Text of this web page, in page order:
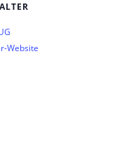
Website